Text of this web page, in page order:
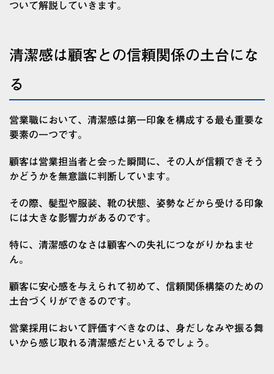
ついて解説していきます。
清潔感は顧客との信頼関係の土台にな
る
営業職において、清潔感は第一印象を構成する最も重要な
要素の一つです。
顧客は営業担当者と会った瞬間に、その人が信頼できそう
かどうかを無意識に判断しています。
その際、髪型や服装、靴の状態、姿勢などから受ける印象
には大きな影響力があるのです。
特に、清潔感のなさは顧客への失礼につながりかねませ
ん。
顧客に安心感を与えられて初めて、信頼関係構築のための
土台づくりができるのです。
営業採用において評価すべきなのは、身だしなみや振る舞
いから感じ取れる清潔感だといえるでしょう。